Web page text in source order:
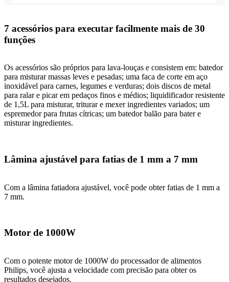
7 acessórios para executar facilmente mais de 30
funções
Os acessórios são próprios para lava-louças e consistem em: batedor
para misturar massas leves e pesadas; uma faca de corte em aço
inoxidável para carnes, legumes e verduras; dois discos de metal
para ralar e picar em pedaços finos e médios; liquidificador resistente
de 1,5L para misturar, triturar e mexer ingredientes variados; um
espremedor para frutas cítricas; um batedor balão para bater e
misturar ingredientes.
Lâmina ajustável para fatias de 1 mm a 7 mm
Com a lâmina fatiadora ajustável, você pode obter fatias de 1 mm a
7 mm.
Motor de 1000W
Com o potente motor de 1000W do processador de alimentos
Philips, você ajusta a velocidade com precisão para obter os
resultados desejados.